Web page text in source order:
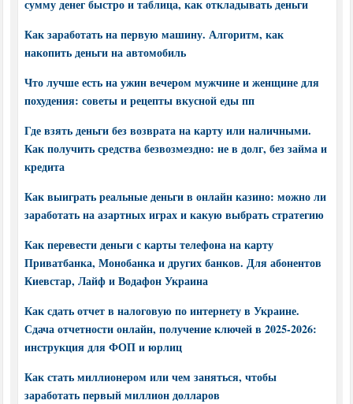
сумму денег быстро и таблица, как откладывать деньги
Как заработать на первую машину. Алгоритм, как
накопить деньги на автомобиль
Что лучше есть на ужин вечером мужчине и женщине для
похудения: советы и рецепты вкусной еды пп
Где взять деньги без возврата на карту или наличными.
Как получить средства безвозмездно: не в долг, без займа и
кредита
Как выиграть реальные деньги в онлайн казино: можно ли
заработать на азартных играх и какую выбрать стратегию
Как перевести деньги с карты телефона на карту
Приватбанка, Монобанка и других банков. Для абонентов
Киевстар, Лайф и Водафон Украина
Как сдать отчет в налоговую по интернету в Украине.
Сдача отчетности онлайн, получение ключей в 2025-2026:
инструкция для ФОП и юрлиц
Как стать миллионером или чем заняться, чтобы
заработать первый миллион долларов